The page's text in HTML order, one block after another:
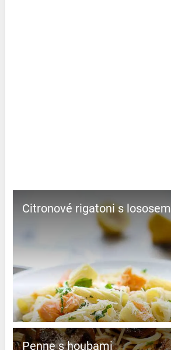
Citronové rigatoni s lososem
Penne s houbami